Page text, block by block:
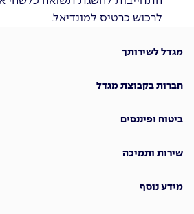
לרכוש כרטיס למונדיאל.
מגדל לשירותך
חברות בקבוצת מגדל
ביטוח ופיננסים
שירות ותמיכה
מידע נוסף